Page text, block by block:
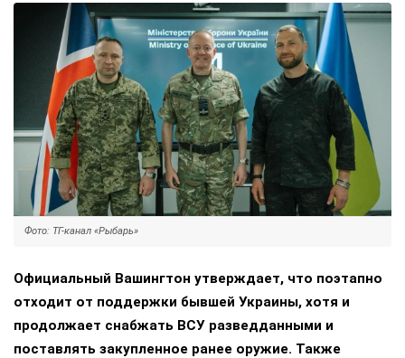
Фото: ТГ-канал «Рыбарь»
Официальный Вашингтон утверждает, что поэтапно
отходит от поддержки бывшей Украины, хотя и
продолжает снабжать ВСУ разведданными и
поставлять закупленное ранее оружие. Также